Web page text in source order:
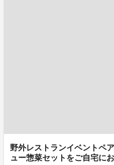
野外レストランイベントペ
ュー惣菜セットをご自宅に